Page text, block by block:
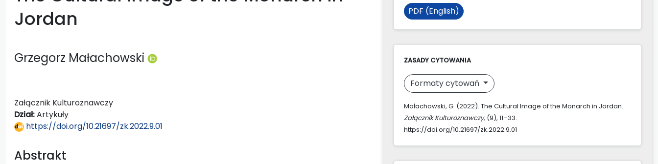
Jordan
Grzegorz Małachowski
Załącznik Kulturoznawczy
Dział:Artykuły
https://doi.org/10.21697/zk.2022.9.01
Abstrakt
PDF (English)
ZASADY CYTOWANIA
Formaty cytowań
Małachowski, G. (2022). The Cultural Image of the Monarch in Jordan.
Załącznik Kulturoznawczy, (9), 11–33.
https://doi.org/10.21697/zk.2022.9.01